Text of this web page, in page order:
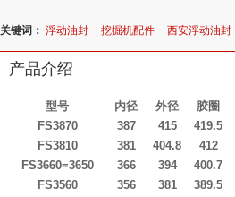
关键词： 浮动油封 挖掘机配件 西安浮动油封
产品介绍
型号 内径 外径 胶圈
FS3870
387 415 419.5
FS3810
381 404.8 412
FS3660=3650
366 394 400.7
FS3560
356 381 389.5